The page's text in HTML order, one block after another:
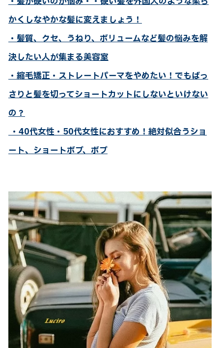
かくしなやかな髪に変えましょう！
・髪質、クセ、うねり、ボリュームなど髪の悩みを解
決したい人が集まる美容室
・縮毛矯正・ストレートパーマをやめたい！でもばっ
さりと髪を切ってショートカットにしないといけない
の？
・40代女性・50代女性におすすめ！絶対似合うショ
ート、ショートボブ、ボブ